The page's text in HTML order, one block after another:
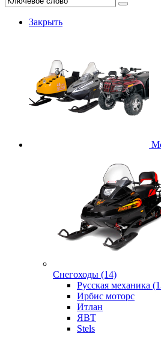
Закрыть
Снегоходы (14)
Русская механика
Ирбис моторс
Итлан
ЯВТ
Stels